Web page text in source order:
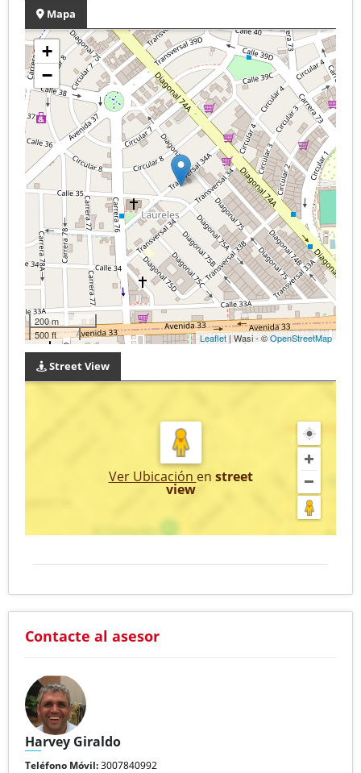
Mapa
+
−
200 m
500 ft
Leaflet | Wasi - ©OpenStreetMap
Street View
Ver Ubicación en street
view
Contacte al asesor
Harvey Giraldo
Teléfono Móvil:3007840992